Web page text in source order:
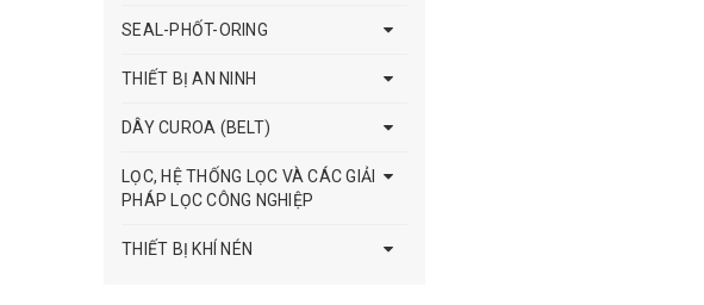
SEAL-PHỐT-ORING
THIẾT BỊ AN NINH
DÂY CUROA (BELT)
LỌC, HỆ THỐNG LỌC VÀ CÁC GIẢI
PHÁP LỌC CÔNG NGHIỆP
THIẾT BỊ KHÍ NÉN